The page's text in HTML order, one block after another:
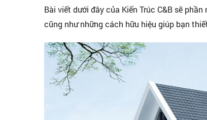
Bài viết dưới đây của Kiến Trúc C&B sẽ phần
cũng như những cách hữu hiệu giúp bạn